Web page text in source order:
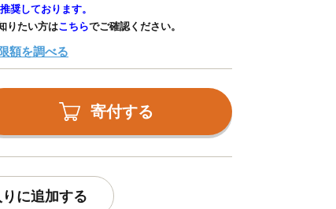
奨しております。
りたい方はこちらでご確認ください。
限額を調べる
寄付する
に追加する